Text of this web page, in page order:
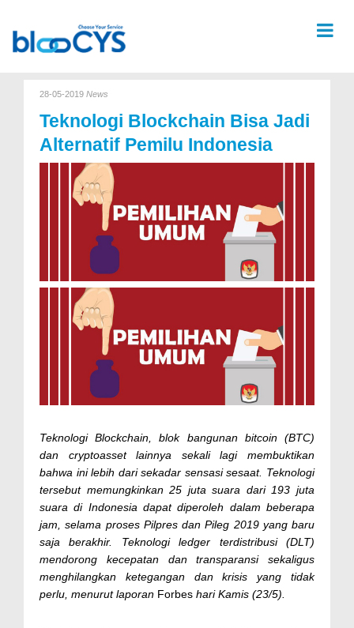
28-05-2019 News
Teknologi Blockchain Bisa Jadi
Alternatif Pemilu Indonesia
Teknologi Blockchain, blok bangunan bitcoin (BTC)
dan cryptoasset lainnya sekali lagi membuktikan
bahwa ini lebih dari sekadar sensasi sesaat. Teknologi
tersebut memungkinkan 25 juta suara dari 193 juta
suara di Indonesia dapat diperoleh dalam beberapa
jam, selama proses Pilpres dan Pileg 2019 yang baru
saja berakhir. Teknologi ledger terdistribusi (DLT)
mendorong kecepatan dan transparansi sekaligus
menghilangkan ketegangan dan krisis yang tidak
perlu, menurut laporan Forbes hari Kamis (23/5).